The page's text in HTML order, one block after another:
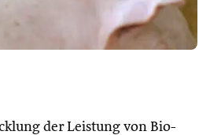
der Leistung von Bio-